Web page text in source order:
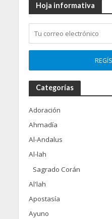
Hoja informativa
Categorías
Adoración
Ahmadía
Al-Andalus
Al-lah
Sagrado Corán
Al'lah
Apostasía
Ayuno